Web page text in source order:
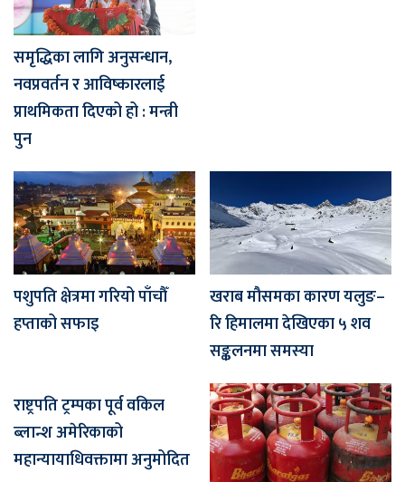
समृद्धिका लागि अनुसन्धान,
नवप्रवर्तन र आविष्कारलाई
प्राथमिकता दिएको हो : मन्त्री
पुन
पशुपति क्षेत्रमा गरियो पाँचौँ
हप्ताको सफाइ
खराब मौसमका कारण यलुङ–
रि हिमालमा देखिएका ५ शव
सङ्कलनमा समस्या
राष्ट्रपति ट्रम्पका पूर्व वकिल
ब्लान्श अमेरिकाको
महान्यायाधिवक्तामा अनुमोदित